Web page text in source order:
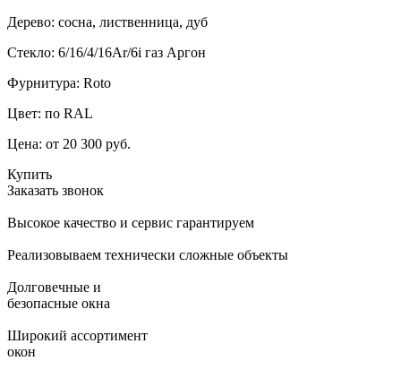
Дерево: сосна, лиственница, дуб
Стекло: 6/16/4/16Ar/6i газ Аргон
Фурнитура: Roto
Цвет: по RAL
Цена: от 20 300 руб.
Купить
Заказать звонок
Высокое качество и сервис гарантируем
Реализовываем технически сложные объекты
Долговечные и
безопасные окна
Широкий ассортимент
окон